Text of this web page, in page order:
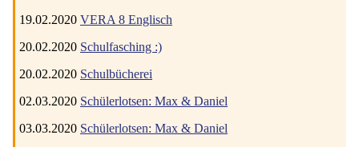
19.02.2020 VERA 8 Englisch
20.02.2020 Schulfasching :)
20.02.2020 Schulbücherei
02.03.2020 Schülerlotsen: Max & Daniel
03.03.2020 Schülerlotsen: Max & Daniel